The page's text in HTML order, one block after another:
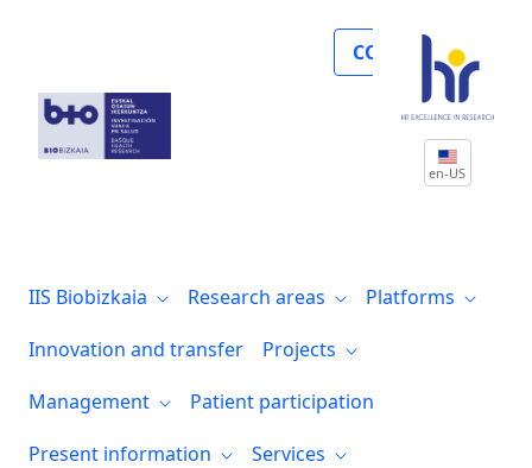
COLLABORATE
en-US
IIS Biobizkaia Research areas
Platforms
Innovation and transfer
Projects
Management
Patient participation
Present information
Services